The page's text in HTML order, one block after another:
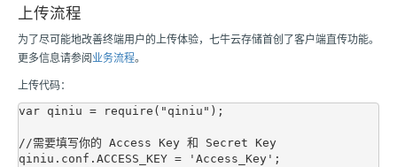
上传流程
为了尽可能地改善终端用户的上传体验，七牛云存储首创了客户端直传功能。
更多信息请参阅业务流程。
上传代码：
var qiniu = require("qiniu");
//需要填写你的 Access Key 和 Secret Key
qiniu.conf.ACCESS_KEY = 'Access_Key';